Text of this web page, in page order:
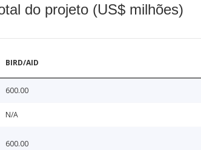
do projeto (US$ milhões)
BIRD/AID
600.00
N/A
600.00